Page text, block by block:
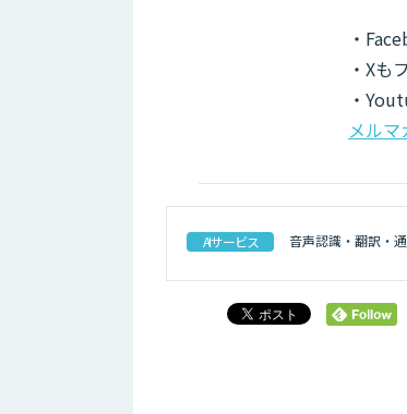
・
・Xも
・
メル
AIサービス 音声認識・翻訳・